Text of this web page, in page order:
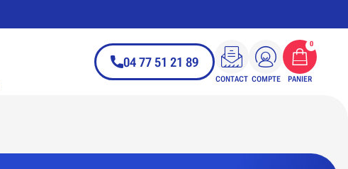
04 77 51 21 89
CONTACT COMPTE PANIER
0